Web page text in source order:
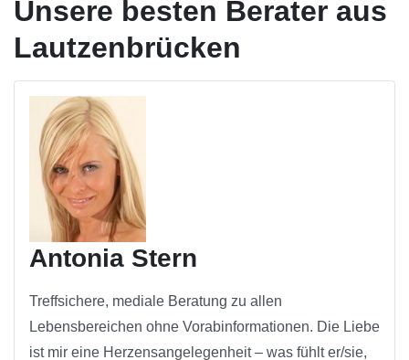
Unsere besten Berater aus
Lautzenbrücken
Antonia Stern
Treffsichere, mediale Beratung zu allen
Lebensbereichen ohne Vorabinformationen. Die Liebe
ist mir eine Herzensangelegenheit – was fühlt er/sie,